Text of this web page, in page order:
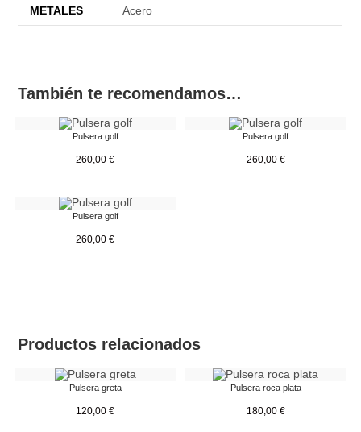
METALES Acero
También te recomendamos…
Pulsera golf
260,00€
Pulsera golf
260,00 €
Pulsera golf
260,00€
Productos relacionados
Pulsera greta
120,00€
Pulsera roca plata
180,00 €